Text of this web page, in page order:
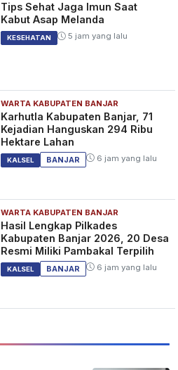
Tips Sehat Jaga Imun Saat
Kabut Asap Melanda
KESEHATAN 5 jam yang lalu
WARTA KABUPATEN BANJAR
Karhutla Kabupaten Banjar, 71
Kejadian Hanguskan 294 Ribu
Hektare Lahan
KALSEL BANJAR 6 jam yang lalu
WARTA KABUPATEN BANJAR
Hasil Lengkap Pilkades
Kabupaten Banjar 2026, 20 Desa
Resmi Miliki Pambakal Terpilih
KALSEL BANJAR 6 jam yang lalu